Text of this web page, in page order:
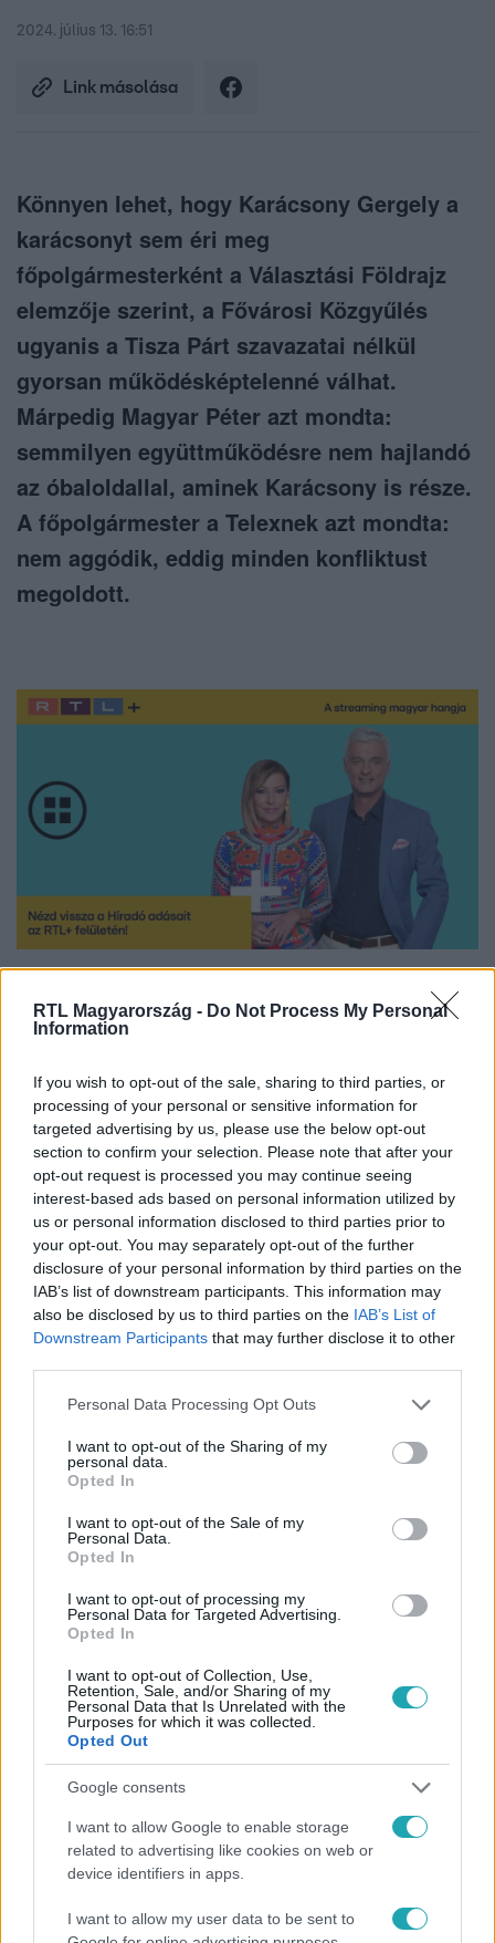
RTL Magyarország - Do Not Process My Personal
Information
If you wish to opt-out of the sale, sharing to third parties, or
processing of your personal or sensitive information for
targeted advertising by us, please use the below opt-out
section to confirm your selection. Please note that after your
opt-out request is processed you may continue seeing
interest-based ads based on personal information utilized by
us or personal information disclosed to third parties prior to
your opt-out. You may separately opt-out of the further
disclosure of your personal information by third parties on the
IAB’s list of downstream participants. This information may
also be disclosed by us to third parties on the IAB’s List of
Downstream Participants that may further disclose it to other
Please note that this website/app uses one or more Google
not limited to your visit or usage behaviour. You may click to
grant or deny consent to Google and its third-party tags to
use your data for below specified purposes in below Google
consent section.
Personal Data Processing Opt Outs
I want to opt-out of the Sharing of my
personal data.
Opted In
I want to opt-out of the Sale of my
Personal Data.
Opted In
I want to opt-out of processing my
Personal Data for Targeted Advertising.
Opted In
I want to opt-out of Collection, Use,
Retention, Sale, and/or Sharing of my
Personal Data that Is Unrelated with the
Purposes for which it was collected.
Opted Out
Google consents
I want to allow Google to enable storage
related to advertising like cookies on web or
device identifiers in apps.
I want to allow my user data to be sent to
2024. július 13. 16:51
Link másolása
Könnyen lehet, hogy Karácsony Gergely a
karácsonyt sem éri meg
főpolgármesterként a Választási Földrajz
elemzője szerint, a Fővárosi Közgyűlés
ugyanis a Tisza Párt szavazatai nélkül
gyorsan működésképtelenné válhat.
Márpedig Magyar Péter azt mondta:
semmilyen együttműködésre nem hajlandó
az óbaloldallal, aminek Karácsony is része.
A főpolgármester a Telexnek azt mondta:
nem aggódik, eddig minden konfliktust
megoldott.
Itt állítsd be, hogy az RTL.hu az elsők között
legyen a Google-találatokban!
Facebookon is!
HÍRADÓ #VIDEÓ #ADÁSRÉSZLETEK
FŐVÁROSI KÖZGYŰLÉS # FŐPOLGÁRMESTER
KARÁCSONY GERGELY
Népszerű